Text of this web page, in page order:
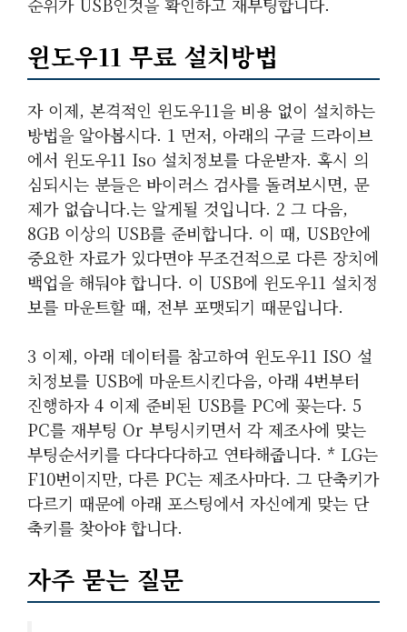
윈도우11 무료 설치방법
자 이제, 본격적인 윈도우11을 비용 없이 설치하는
방법을 알아봅시다. 1 먼저, 아래의 구글 드라이브
에서 윈도우11 Iso 설치정보를 다운받자. 혹시 의
심되시는 분들은 바이러스 검사를 돌려보시면, 문
제가 없습니다.는 알게될 것입니다. 2 그 다음,
8GB 이상의 USB를 준비합니다. 이 때, USB안에
중요한 자료가 있다면야 무조건적으로 다른 장치에
백업을 해둬야 합니다. 이 USB에 윈도우11 설치정
보를 마운트할 때, 전부 포맷되기 때문입니다.
3 이제, 아래 데이터를 참고하여 윈도우11 ISO 설
치정보를 USB에 마운트시킨다음, 아래 4번부터
진행하자 4 이제 준비된 USB를 PC에 꽂는다. 5
PC를 재부팅 Or 부팅시키면서 각 제조사에 맞는
부팅순서키를 다다다다하고 연타해줍니다. * LG는
F10번이지만, 다른 PC는 제조사마다. 그 단축키가
다르기 때문에 아래 포스팅에서 자신에게 맞는 단
축키를 찾아야 합니다.
자주 묻는 질문